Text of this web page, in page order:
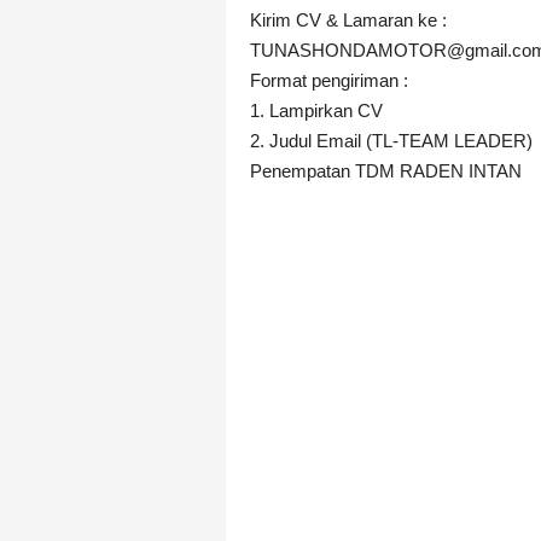
Kirim CV & Lamaran ke :
Format pengiriman :
1. Lampirkan CV
2. Judul Email (TL-TEAM LEADER)
Penempatan TDM RADEN INTAN